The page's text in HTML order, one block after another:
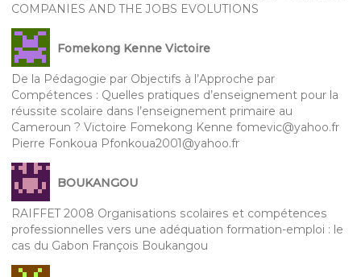
COMPANIES AND THE JOBS EVOLUTIONS
Fomekong Kenne Victoire
De la Pédagogie par Objectifs à l’Approche par
Compétences : Quelles pratiques d’enseignement pour la
réussite scolaire dans l’enseignement primaire au
Cameroun ? Victoire Fomekong Kenne fomevic@yahoo.fr
Pierre Fonkoua Pfonkoua2001@yahoo.fr
BOUKANGOU
RAIFFET 2008 Organisations scolaires et compétences
professionnelles vers une adéquation formation-emploi : le
cas du Gabon François Boukangou